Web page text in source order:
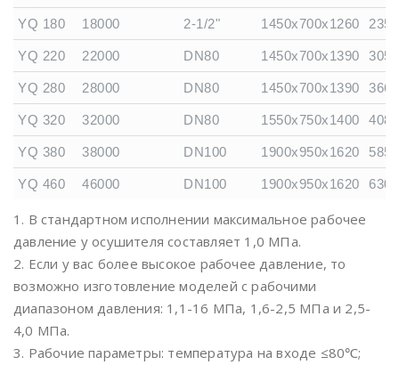
YQ 180 18000 2-1/2" 1450x700x1260 235
YQ 220 22000 DN80 1450x700x1390 305
YQ 280 28000 DN80 1450x700x1390 366
YQ 320 32000 DN80 1550x750x1400 408
YQ 380 38000 DN100 1900x950x1620 585
YQ 460 46000 DN100 1900x950x1620 630
1. В стандартном исполнении максимальное рабочее
давление у осушителя составляет 1,0 МПа.
2. Если у вас более высокое рабочее давление, то
возможно изготовление моделей с рабочими
диапазоном давления: 1,1-16 МПа, 1,6-2,5 МПа и 2,5-
4,0 МПа.
3. Рабочие параметры: температура на входе ≤80℃;